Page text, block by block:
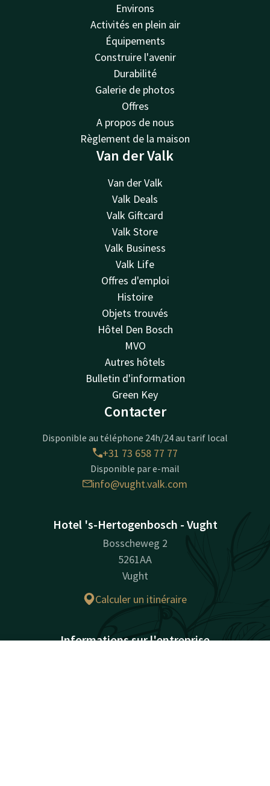
Environs
Activités en plein air
Équipements
Construire l'avenir
Durabilité
Galerie de photos
Offres
A propos de nous
Règlement de la maison
Van der Valk
Van der Valk
Valk Deals
Valk Giftcard
Valk Store
Valk Business
Valk Life
Offres d'emploi
Histoire
Objets trouvés
Hôtel Den Bosch
MVO
Autres hôtels
Bulletin d'information
Green Key
Contacter
Disponible au téléphone 24h/24 au tarif local
+31 73 658 77 77
Disponible par e-mail
info@vught.valk.com
Hotel 's-Hertogenbosch - Vught
Bosscheweg 2
5261AA
Vught
Calculer un itinéraire
Informations sur l'entreprise